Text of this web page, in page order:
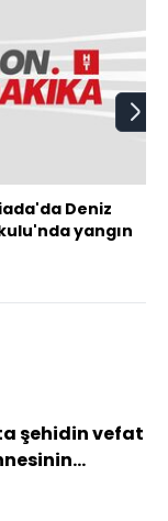
Deniz
yangın
şehidin vefat